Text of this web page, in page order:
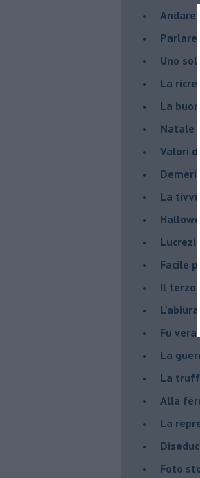
Andare
Uno
La
La
Natale
Valori
La
Facile
Il terzo
L'abiura
Fu vera
La
La
Alla
La
Foto